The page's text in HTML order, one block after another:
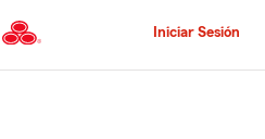
al
principal
Iniciar Sesión